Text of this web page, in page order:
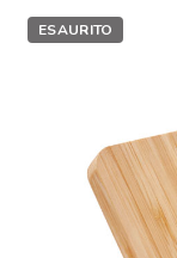
ESAURITO